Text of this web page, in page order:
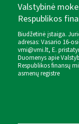
Valstybinė
Respublikos
Biudžetinė įstaiga.
adresas: Vasario 16-
vmi@vmi.lt, E.
Duomenys apie
Respublikos finansų
asmenų registre